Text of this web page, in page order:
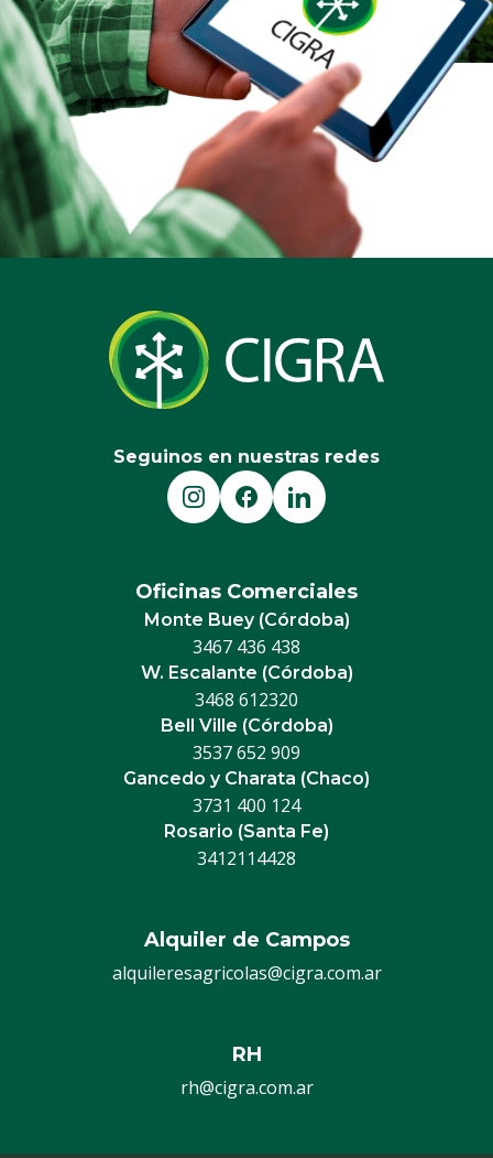
Seguinos en nuestras redes
Oficinas Comerciales
Monte Buey (Córdoba)
3467 436 438
W. Escalante (Córdoba)
3468 612320
Bell Ville (Córdoba)
3537 652 909
Gancedo y Charata (Chaco)
3731 400 124
Rosario (Santa Fe)
3412114428
Alquiler de Campos
alquileresagricolas@cigra.com.ar
RH
rh@cigra.com.ar